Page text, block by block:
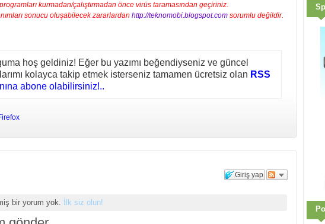
kurmadan/çalıştırmadan önce virüs taramasından geçiriniz.
sonucu oluşabilecek zararlardan http://teknomobi.blogspot.comsorumlu değildir.
hoş geldiniz! Eğer bu yazımı beğendiyseniz ve güncel
kolayca takip etmek isterseniz tamamen ücretsiz olan RSS
abone olabilirsiniz!..
Giriş yap
bir yorum yok. İlk siz olun!